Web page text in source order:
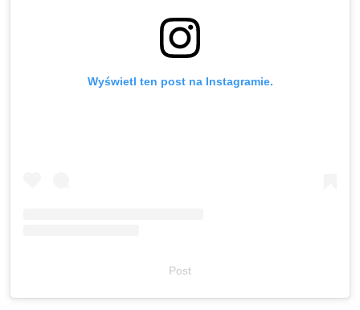
Wyświetl ten post na Instagramie.
Post